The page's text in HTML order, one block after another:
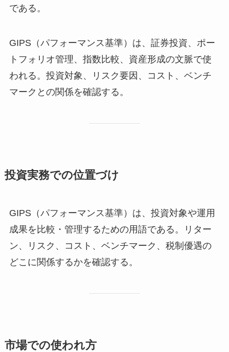
である。
GIPS（パフォーマンス基準）は、証券投資、ポー
トフォリオ管理、指数比較、資産形成の文脈で使
われる。投資対象、リスク要因、コスト、ベンチ
マークとの関係を確認する。
投資実務での位置づけ
GIPS（パフォーマンス基準）は、投資対象や運用
成果を比較・管理するための用語である。リター
ン、リスク、コスト、ベンチマーク、税制優遇の
どこに関係するかを確認する。
市場での使われ方